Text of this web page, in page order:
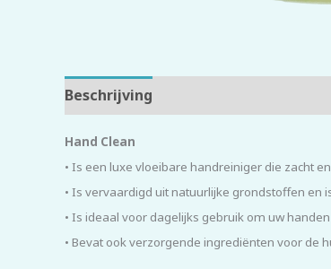
Beschrijving
Hand Clean
• Is een luxe vloeibare handreiniger die zacht
• Is vervaardigd uit natuurlijke grondstoffen en
• Is ideaal voor dagelijks gebruik om uw
• Bevat ook verzorgende ingrediënten voor de